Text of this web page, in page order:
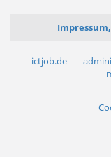
ictjob.de